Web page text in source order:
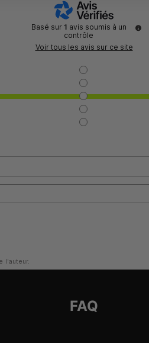
Basé sur 1 avis soumis à un
contrôle
Voir tous les avis sur ce site
l'auteur.
FAQ